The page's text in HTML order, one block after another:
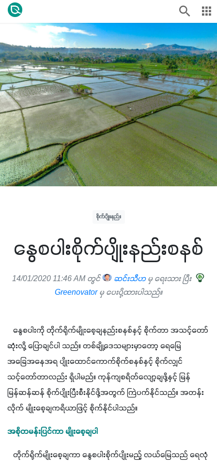
စိုက်ပျိုးနည်း
နွေစပါးစိုက်ပျိုးနည်းစနစ်
14/01/2020 11:46 AM တွင် ဆင်းသီဟမှ ရေးသား ပြီး
Greenovator မှ ပေးပို့ထားပါသည်။
နွေစပါးကို တိုက်ရိုက်မျိုးစေ့ချနည်းစနစ်နှင့် စိုက်တာ အသင့်တော်
ဆုံးလို့ ပြောချင်ပါ သည်။ တစ်ချို့ဒေသများမှာတော့ ရေမြေ
အခြေအနေအရ ပျိုးထောင်ကောက်စိုက်စနစ်နှင့် စိုက်လျှင်
သင့်တော်တာလည်း ရှိပါမည်။ ကုန်ကျစရိတ်လျော့ချဖို့နှင့် မြန်
မြန်ဆန်ဆန် စိုက်ပျိုးပြီးစီးနိုင်ဖို့အတွက် ကြဲပက်နိုင်သည်။ အတန်း
လိုက် မျိုးစေ့ချကရိယာဖြင့် စိုက်နိုင်ပါသည်။
အစိုတမန်းပြင်ကာ မျိုးစေ့ချပါ
တိုက်ရိုက်မျိုးစေ့ချကာ နွေစပါးစိုက်ပျိုးမည့် လယ်‌မြေသည် ရေလုံ